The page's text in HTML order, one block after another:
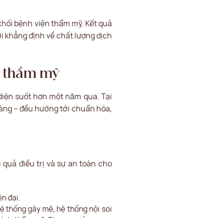
bệnh viện thẩm mỹ. Kết quả
khẳng định về chất lượng dịch
thẩm mỹ
suốt hơn một năm qua. Tại
– đều hướng tới chuẩn hóa,
điều trị và sự an toàn cho
đại.
thống gây mê, hệ thống nội soi